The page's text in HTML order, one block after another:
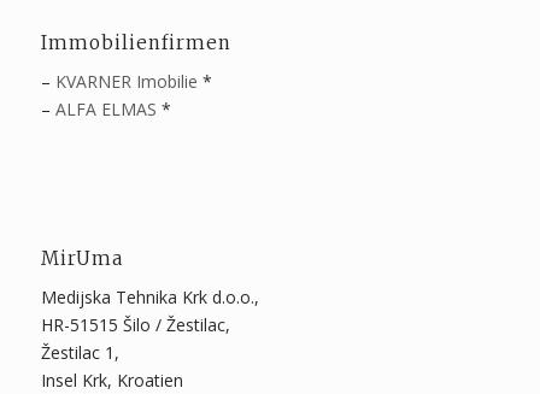
Immobilienfirmen
– KVARNER Imobilie *
– ALFA ELMAS *
MirUma
Medijska Tehnika Krk d.o.o.,
HR-51515 Šilo / Žestilac,
Žestilac 1,
Insel Krk, Kroatien